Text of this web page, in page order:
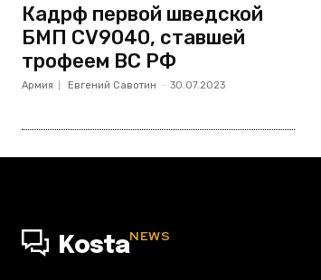
Кадрф первой шведской
БМП CV9040, ставшей
трофеем ВС РФ
Армия Евгений Савотин - 30.07.2023
KostaNEWS